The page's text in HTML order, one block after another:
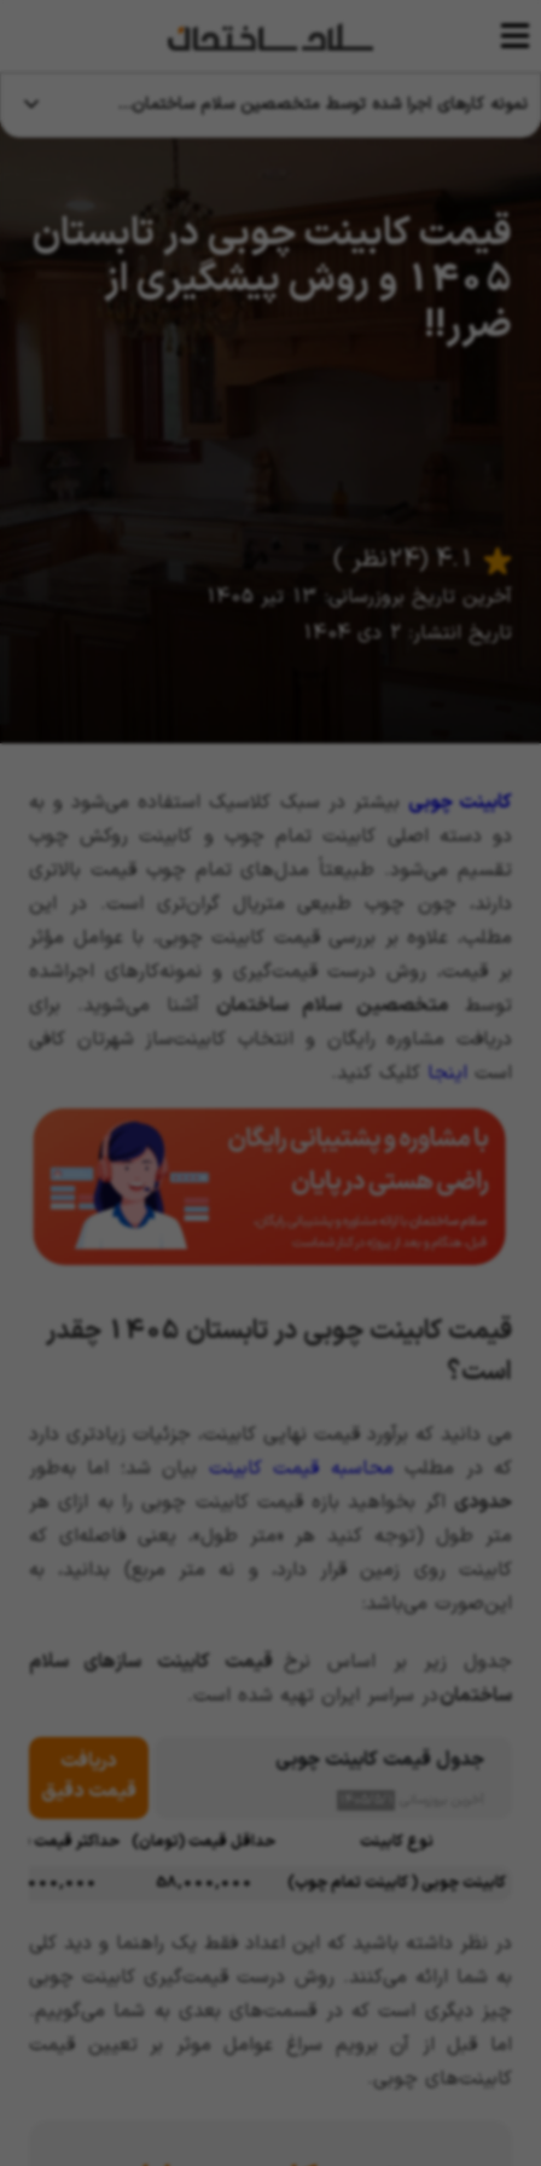
نمونه کارهای اجرا شده توسط متخصصین سلام ساختمان…
قیمت کابینت چوبی در تابستان
1405 و روش پیشگیری از
ضرر!!
آخرین تاریخ بروزرسانی: 13 تیر 1405
تاریخ انتشار: 2 دی 1404
(24 نظر )
کابینت چوبی بیشتر در سبک کلاسیک استفاده می‌شود و به
دو دسته اصلی کابینت تمام چوب و کابینت روکش چوب
تقسیم می‌شود. طبیعتاً مدل‌های تمام چوب قیمت بالاتری
دارند، چون چوب طبیعی متریال گران‌تری است. در این
مطلب، علاوه بر بررسی قیمت کابینت چوبی، با عوامل مؤثر
بر قیمت، روش درست قیمت‌گیری و نمونه‌کارهای اجراشده
توسط متخصصین سلام ساختمان آشنا می‌شوید. برای
دریافت مشاوره رایگان و انتخاب کابینت‌ساز شهرتان کافی
است اینجا کلیک کنید.
قیمت کابینت چوبی در تابستان 1405 چقدر
است؟
می دانید که برآورد قیمت نهایی کابینت، جزئیات زیادتری دارد
که در مطلبمحاسبه قیمت کابینت بیان شد؛ اما به‌طور
حدودی اگر بخواهید بازه قیمت کابینت چوبی را به ازای هر
متر طول (توجه کنید هر «متر طول»، یعنی فاصله‌ای که
کابینت روی زمین قرار دارد، و نه متر مربع) بدانید، به
این‌صورت می‌باشد:
جدول زیر بر اساس نرخقیمت کابینت سازهای سلام
ساختماندر سراسر ایران تهیه شده است.
جدول قیمت کابینت چوبی
دریافت
قیمت دقیق
نوع کابینت حداقل قیمت (تومان) حداکثر قیمت
کابینت چوبی ( کابینت تمام چوب)
58,000,000
87,000,000
در نظر داشته باشید که این اعداد فقط یک راهنما و دید کلی
به شما ارائه می‌کنند. روش درست قیمت‌گیری کابینت چوبی
چیز دیگری است که در قسمت‌های بعدی به شما می‌گوییم.
اما قبل از آن برویم سراغ عوامل موثر بر تعیین قیمت
کابینت‌های چوبی.